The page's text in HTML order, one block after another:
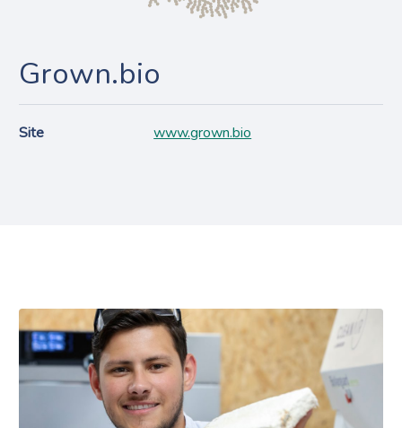
Grown.bio
Site www.grown.bio